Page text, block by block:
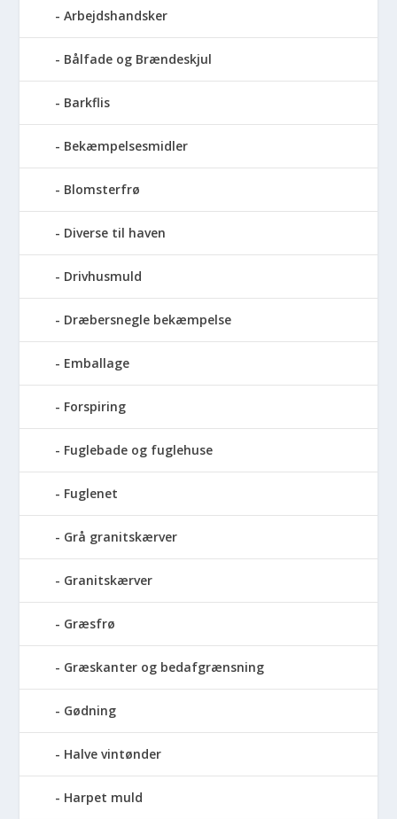
Arbejdshandsker
Bålfade og Brændeskjul
Barkflis
Bekæmpelsesmidler
Blomsterfrø
Diverse til haven
Drivhusmuld
Dræbersnegle bekæmpelse
Emballage
Forspiring
Fuglebade og fuglehuse
Fuglenet
Grå granitskærver
Granitskærver
Græsfrø
Græskanter og bedafgrænsning
Gødning
Halve vintønder
Harpet muld